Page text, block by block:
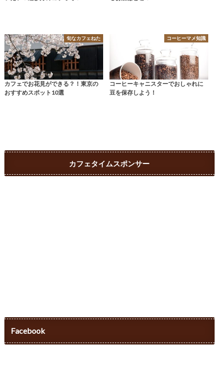
旬なカフェねた
カフェでお花見ができる？！東京の
おすすめスポット10選
コーヒーマメ知識
コーヒーキャニスターでおしゃれに
豆を保存しよう！
カフェタイムスポンサー
Facebook